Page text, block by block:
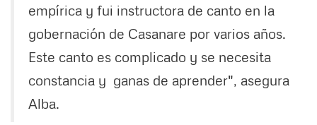
empírica y fui instructora de canto en la
gobernación de Casanare por varios años.
Este canto es complicado y se necesita
constancia y ganas de aprender", asegura
Alba.